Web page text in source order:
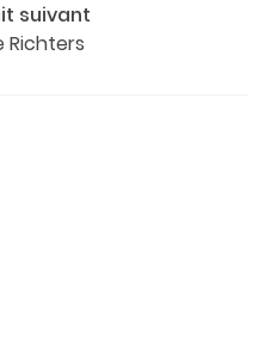
suivant
Richters